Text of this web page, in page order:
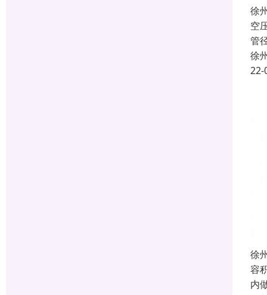
徐
空
管
徐
22-
徐
容
内